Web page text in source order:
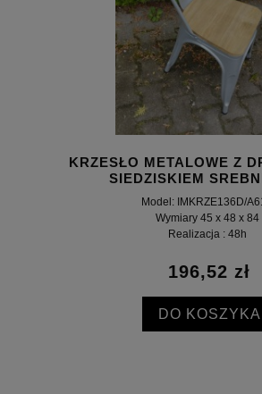
KRZESŁO METALOWE Z
SIEDZISKIEM
Model: IMKRZE136D/
Wymiary 45 x 48 x 84
Realizacja : 48h
196,52 zł
DO KOSZYKA